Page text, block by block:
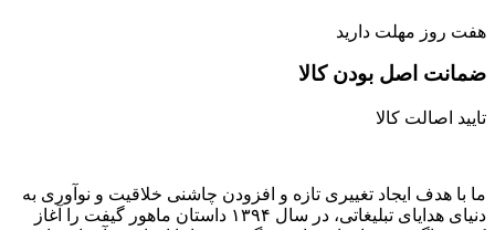
هفت روز مهلت دارید
ضمانت اصل‌ بودن کالا
تایید اصالت کالا
ما با هدف ایجاد تغییری تازه و افزودن چاشنی خلاقیت و نوآوری به
دنیای هدایای تبلیغاتی، در سال ۱۳۹۴ داستان ماهور گیفت را آغاز